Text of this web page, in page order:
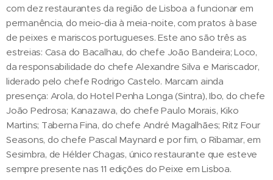
com dez restaurantes da região de Lisboa a funcionar em
permanência, do meio-dia à meia-noite, com pratos à base
de peixes e mariscos portugueses. Este ano são três as
estreias: Casa do Bacalhau, do chefe João Bandeira; Loco,
da responsabilidade do chefe Alexandre Silva e Mariscador,
liderado pelo chefe Rodrigo Castelo. Marcam ainda
presença: Arola, do Hotel Penha Longa (Sintra), Ibo, do chefe
João Pedrosa; Kanazawa, do chefe Paulo Morais, Kiko
Martins; Taberna Fina, do chefe André Magalhães; Ritz Four
Seasons, do chefe Pascal Maynard e por fim, o Ribamar, em
Sesimbra, de Hélder Chagas, único restaurante que esteve
sempre presente nas 11 edições do Peixe em Lisboa.